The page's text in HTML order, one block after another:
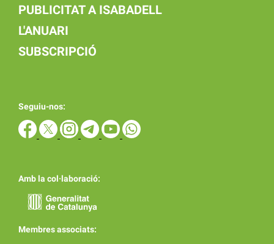
PUBLICITAT A ISABADELL
L'ANUARI
SUBSCRIPCIÓ
Seguiu-nos:
Amb la col·laboració:
Membres associats: